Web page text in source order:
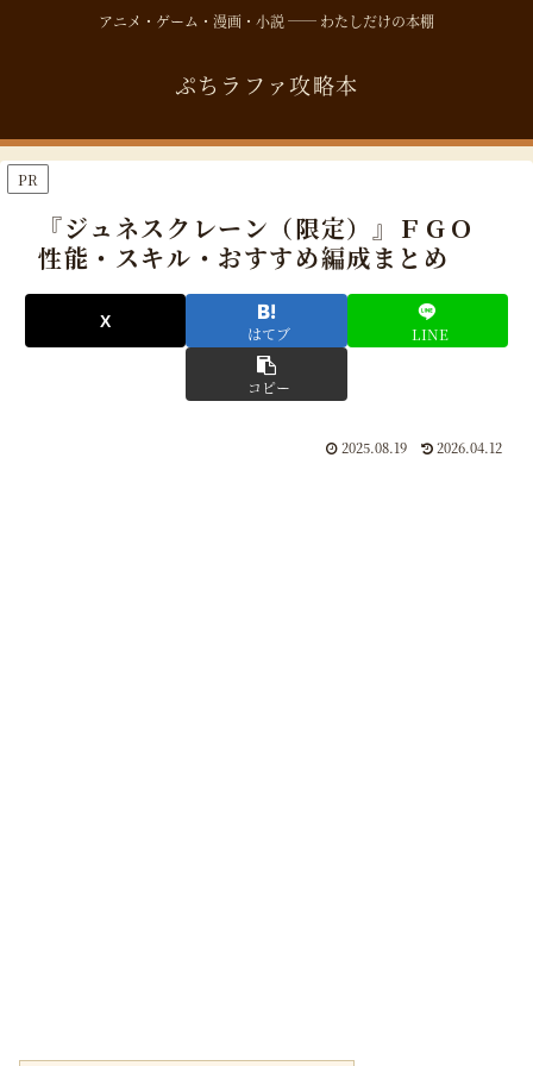
アニメ・ゲーム・漫画・小説 ── わたしだけの本棚
ぷちラファ攻略本
PR
『ジュネスクレーン（限定）』ＦＧＯ
性能・スキル・おすすめ編成まとめ
はてブ LINE
コピー
2025.08.19 2026.04.12